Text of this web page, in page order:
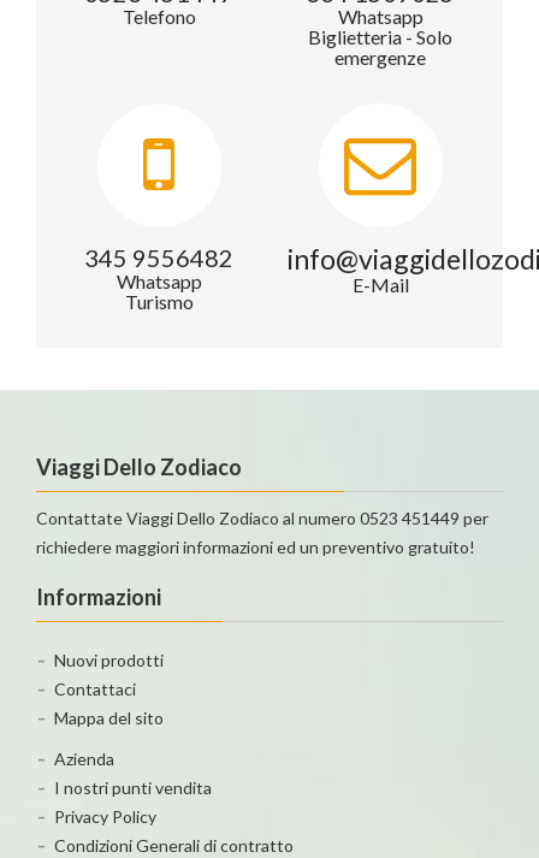
Telefono
Whatsapp
Biglietteria - Solo
emergenze
345 9556482
Whatsapp
Turismo
E-Mail
Viaggi Dello Zodiaco
Contattate Viaggi Dello Zodiaco al numero 0523 451449 per
richiedere maggiori informazioni ed un preventivo gratuito!
Informazioni
Nuovi prodotti
Contattaci
Mappa del sito
Azienda
I nostri punti vendita
Privacy Policy
Condizioni Generali di contratto